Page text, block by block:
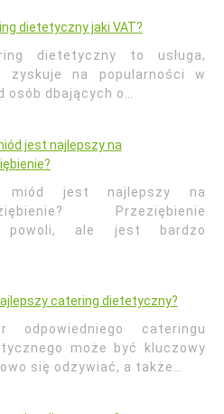
dietetyczny jaki VAT?
dietetyczny to usługa,
zyskuje na popularności w
osób dbających o…
jest najlepszy na
miód jest najlepszy na
Przeziębienie
ale jest bardzo
catering dietetyczny?
odpowiedniego cateringu
może być kluczowy
się odżywiać, a także…